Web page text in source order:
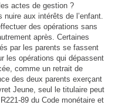
actes de gestion ?
aux intérêts de l’enfant.
des opérations sans
après. Certaines
par les parents se fassent
les opérations qui dépassent
comme un retrait de
des deux parents exerçant
Jeune, seul le titulaire peut
89 du Code monétaire et